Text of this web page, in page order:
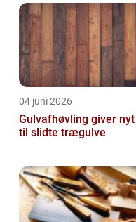
04 juni 2026
Gulvafhøvling giver
til slidte trægulve